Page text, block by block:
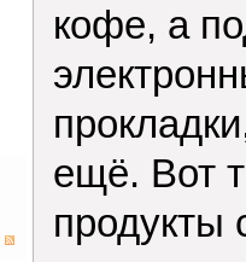
кофе, а
ещё. Вот
продукты